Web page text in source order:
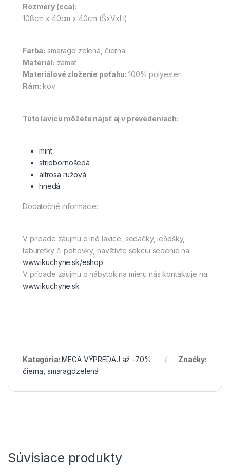
Rozmery (cca):
108cm x 40cm x 40cm (ŠxVxH)
Farba: smaragd zelená, čierna
Materiál: zamat
Materiálové zloženie poťahu: 100% polyester
Rám:kov
Túto lavicu môžete nájsť aj v prevedeniach:
mint
striebornošedá
altrosa ružová
hnedá
Dodatočné informácie:
V prípade záujmu o iné lavice, sedačky, leňošky,
taburetky či pohovky, navštívte sekciu sedenie na
www.ikuchyne.sk/eshop
V prípade záujmu o nábytok na mieru nás kontaktuje na
www.ikuchyne.sk
Kategória:MEGA VÝPREDAJ až -70%
Značky:
čierna smaragdzelená
Súvisiace produkty